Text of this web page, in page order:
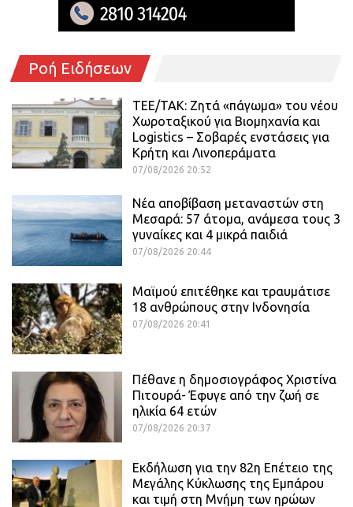
Ροή Ειδήσεων
ΤΕΕ/ΤΑΚ: Ζητά «πάγωμα» του νέου
Χωροταξικού για Βιομηχανία και
Logistics – Σοβαρές ενστάσεις για
Κρήτη και Λινοπεράματα
07/08/2026 20:52
Νέα αποβίβαση μεταναστών στη
Μεσαρά: 57 άτομα, ανάμεσα τους 3
γυναίκες και 4 μικρά παιδιά
07/08/2026 20:44
Μαϊμού επιτέθηκε και τραυμάτισε
18 ανθρώπους στην Ινδονησία
07/08/2026 20:41
Πέθανε η δημοσιογράφος Χριστίνα
Πιτουρά- Έφυγε από την ζωή σε
ηλικία 64 ετών
07/08/2026 20:37
Εκδήλωση για την 82η Επέτειο της
Μεγάλης Κύκλωσης της Εμπάρου
και τιμή στη Μνήμη των ηρώων